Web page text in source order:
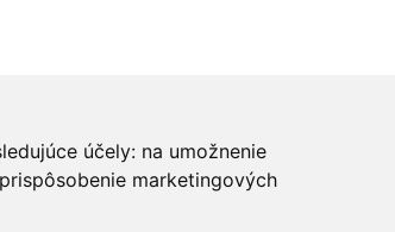
účely: na umožnenie
marketingových